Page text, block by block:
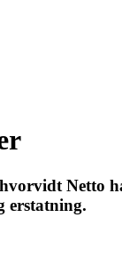
Netto
erstatning.